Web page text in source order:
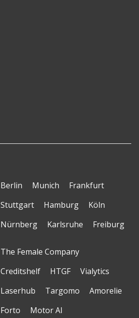
Berlin Munich
Frankfurt
Stuttgart
Hamburg
Köln
Nürnberg
Karlsruhe Freiburg
The Female Company
Creditshelf
HTGF
Vialytics
Laserhub
Targomo
Amorelie
Forto
Motor AI